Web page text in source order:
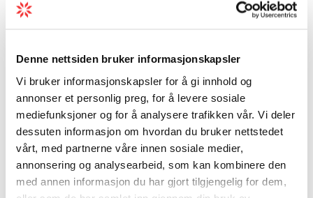
Denne nettsiden bruker informasjonskapsler
Vi bruker informasjonskapsler for å gi innhold og
annonser et personlig preg, for å levere sosiale
mediefunksjoner og for å analysere trafikken vår. Vi deler
dessuten informasjon om hvordan du bruker nettstedet
vårt, med partnerne våre innen sosiale medier,
annonsering og analysearbeid, som kan kombinere den
med annen informasjon du har gjort tilgjengelig for dem,
eigne balkongar.
Nyt opphaldet ved fjorden med ein
avslappande massasje. Me har ein rik
spameny med både aromamassasje, varme
steinar, sportsmassasje, anti-cellulit
massasje og meir.
På kjøkenet befinn det seg engasjerte og
dyktige kokkar som tilbyr kulinariske
Klassifisering